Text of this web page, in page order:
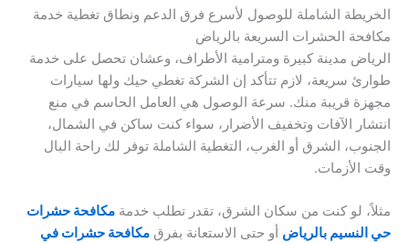
الخريطة الشاملة للوصول لأسرع فرق الدعم ونطاق تغطية خدمة
مكافحة الحشرات السريعة بالرياض
الرياض مدينة كبيرة ومترامية الأطراف، وعشان تحصل على خدمة
طوارئ سريعة، لازم تتأكد إن الشركة تغطي حيك ولها سيارات
مجهزة قريبة منك. سرعة الوصول هي العامل الحاسم في منع
انتشار الآفات وتخفيف الأضرار، سواء كنت ساكن في الشمال،
الجنوب، الشرق أو الغرب، التغطية الشاملة توفر لك راحة البال
وقت الأزمات.
مثلاً، لو كنت من سكان الشرق، تقدر تطلب خدمة مكافحة حشرات
حي النسيم بالرياض أو حتى الاستعانة بفرق مكافحة حشرات في